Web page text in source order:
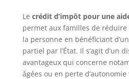
Le crédit d’impôt pour une
permet aux familles de réduire
la personne en bénéficiant
partiel par l’État. Il s’agit d’un
avantageux qui concerne
âgées ou en perte